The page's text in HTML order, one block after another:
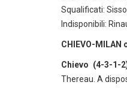
Squalificati:
Indisponibili:
CHIEVO-MILAN
Chievo (4-3-1-
Thereau. A